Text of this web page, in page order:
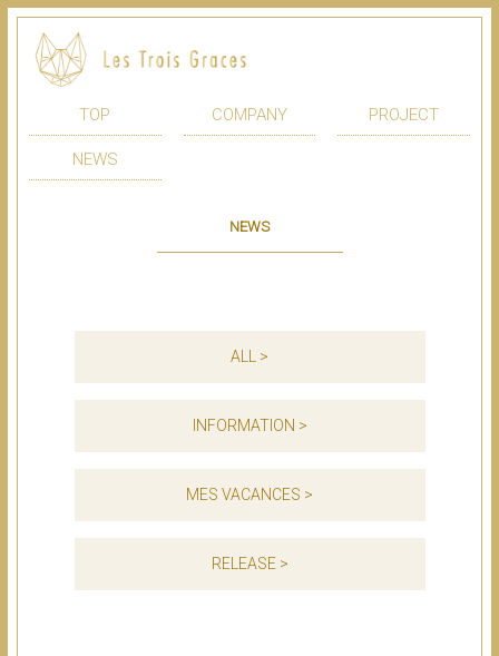
TOP COMPANY PROJECT
NEWS
NEWS
ALL >
INFORMATION >
MES VACANCES >
RELEASE >